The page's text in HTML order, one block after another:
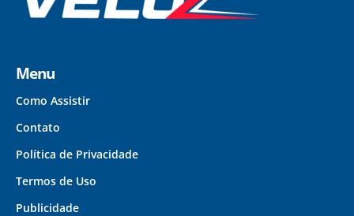
Menu
Como Assistir
Contato
Política de Privacidade
Termos de Uso
Publicidade